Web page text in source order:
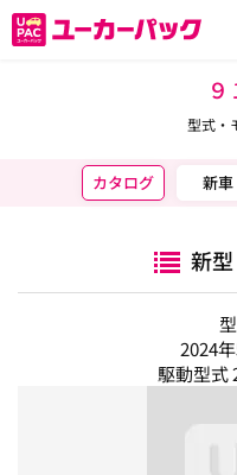
９
型式・
カタログ 新車
新型
2024
駆動型式